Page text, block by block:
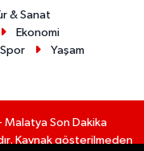
& Sanat
Ekonomi
Spor Yaşam
Son Dakika
Kaynak gösterilmeden